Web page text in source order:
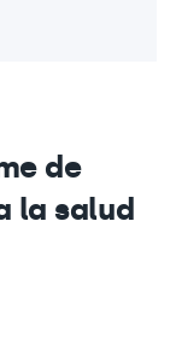
de
la salud